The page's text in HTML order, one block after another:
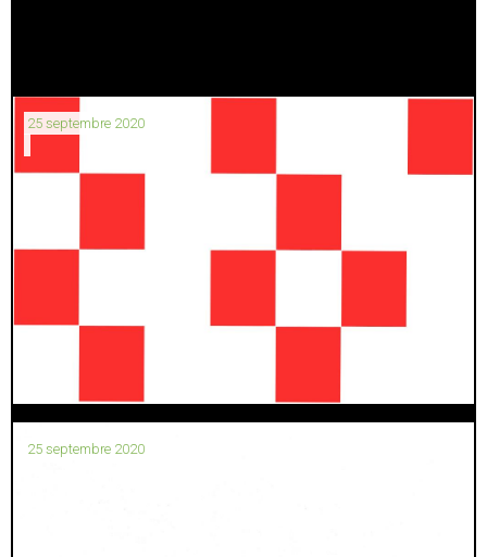
25 septembre 2020
25 septembre 2020